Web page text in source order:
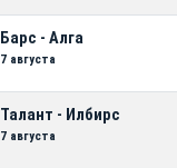
Барс - Алга
7 августа
Талант - Илбирс
7 августа